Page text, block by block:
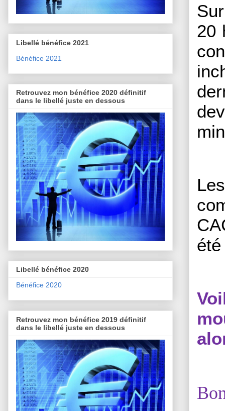
20
Libellé bénéfice 2021
Bénéfice 2021
Retrouvez mon bénéfice 2020 définitif
dans le libellé juste en dessous
Libellé bénéfice 2020
Bénéfice 2020
Retrouvez mon bénéfice 2019 définitif
dans le libellé juste en dessous